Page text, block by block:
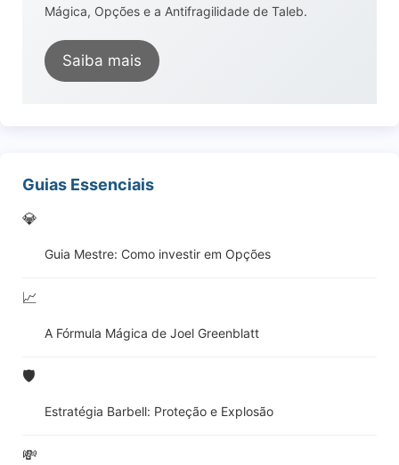
Mágica, Opções e a Antifragilidade de Taleb.
Saiba mais
Guias Essenciais
💎
Guia Mestre: Como investir em Opções
📈
A Fórmula Mágica de Joel Greenblatt
🛡️
Estratégia Barbell: Proteção e Explosão
💸